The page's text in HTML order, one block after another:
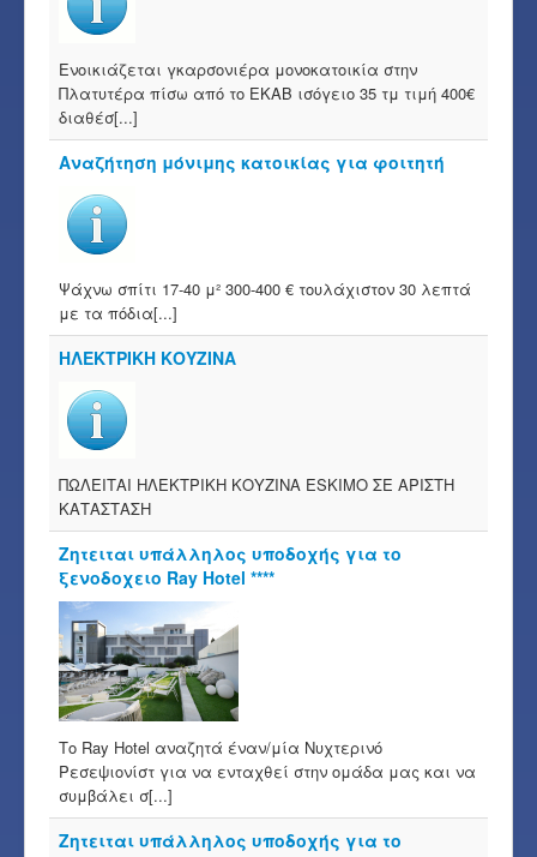
Ενοικιάζεται γκαρσονιέρα μονοκατοικία στην
Πλατυτέρα πίσω από το ΕΚΑΒ ισόγειο 35 τμ τιμή 400€
διαθέσ[...]
Αναζήτηση μόνιμης κατοικίας για φοιτητή
Ψάχνω σπίτι 17-40 μ² 300-400 € τουλάχιστον 30 λεπτά
με τα πόδια[...]
ΗΛΕΚΤΡΙΚΗ ΚΟΥΖΙΝΑ
ΠΩΛΕΙΤΑΙ ΗΛΕΚΤΡΙΚΗ ΚΟΥΖΙΝΑ ESKIMO ΣΕ ΑΡΙΣΤΗ
ΚΑΤΑΣΤΑΣΗ
Ζητειται υπάλληλος υποδοχής για το
ξενοδοχειο Ray Hotel ****
Το Ray Hotel αναζητά έναν/μία Νυχτερινό
Ρεσεψιονίστ για να ενταχθεί στην ομάδα μας και να
συμβάλει σ[...]
Ζητειται υπάλληλος υποδοχής για το